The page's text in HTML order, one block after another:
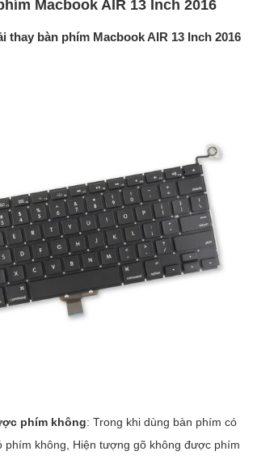
Macbook AIR 13 Inch 2016
thay bàn phím Macbook AIR 13 Inch 2016
phím không: Trong khi dùng bàn phím có
phím không, Hiện tượng gõ không được phím